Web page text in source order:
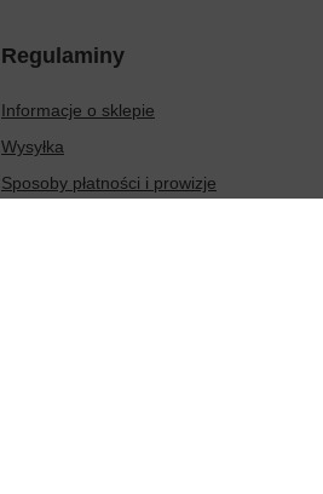
Regulaminy
Informacje o sklepie
Wysyłka
Sposoby płatności i prowizje